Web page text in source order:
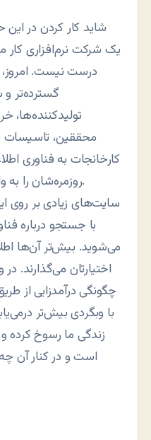
شايد کار کردن در اين
یک شرکت نرم‌افزاری کار
درست نیست. امروز،
گسترده‌تر
تولیدکننده‌ها،
محققين، تاسیسات
کارخانجات به فناوری
روزمره‌شان را به واسطه اين فناوری انجام دهند.
سايت‌های زيادی بر روی
با جستجو درباره
می‌شويد. بيش‌تر آن‌ها
اختيارتان می‌گذارند.
چگونگی درآمدزايی از
با وبگردی بيش‌تر
زندگی ما رسوخ کرده
است و در کنار آن